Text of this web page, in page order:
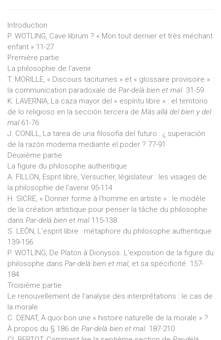
Introduction
P. WOTLING, Cave librum ? « Mon tout dernier et très méchant
enfant » 11-27
Première partie
La philosophie de l'avenir
T. MORILLE, « Discours taciturnes » et « glossaire provisoire » :
la communication paradoxale de Par-delà bien et mal 31-59
K. LAVERNIA, La caza mayor del « espíritu libre » : el territorio
de lo religioso en la sección tercera de Más allá del bien y del
mal 61-76
J. CONILL, La tarea de una filosofía del futuro : ¿ superación
de la razón moderna mediante el poder ? 77-91
Deuxième partie
La figure du philosophe authentique
A. FILLON, Esprit libre, Versucher, législateur : les visages de
la philosophie de l’avenir 95-114
H. SICRE, « Donner forme à l’homme en artiste » : le modèle
de la création artistique pour penser la tâche du philosophe
dans Par-delà bien et mal 115-138
S. LEÓN, L’esprit libre : métaphore du philosophe authentique
139-156
P. WOTLING, De Platon à Dionysos. L’exposition de la figure du
philosophe dans Par-delà bien et mal, et sa spécificité 157-
184
Troisième partie
Le renouvellement de l’analyse des interprétations : le cas de
la morale
C. DENAT, À quoi bon une « histoire naturelle de la morale » ?
À propos du § 186 de Par-delà bien et mal 187-210